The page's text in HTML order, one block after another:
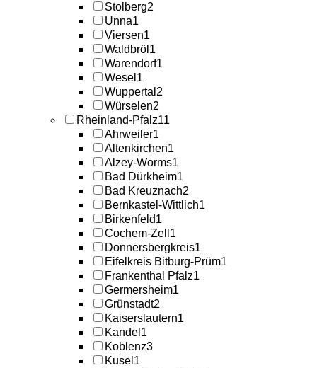
Stolberg2
Unna1
Viersen1
Waldbröl 1
Warendorf1
Wesel 1
Wuppertal 2
Würselen2
Rheinland-Pfalz11
Ahrweiler1
Altenkirchen1
Alzey-Worms1
Bad Dürkheim1
Bad Kreuznach2
Bernkastel-Wittlich1
Birkenfeld1
Cochem-Zell 1
Donnersbergkreis1
Eifelkreis Bitburg-Prüm1
Frankenthal Pfalz1
Germersheim1
Grünstadt2
Kaiserslautern1
Kandel 1
Koblenz3
Kusel 1